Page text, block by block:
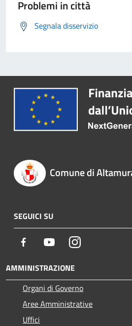
Problemi in città
Segnala disservizio
Comune di
SEGUICI SU
Facebook YoutubeInstagram
AMMINISTRAZIONE
Organi di Governo
Aree Amministrative
Uffici